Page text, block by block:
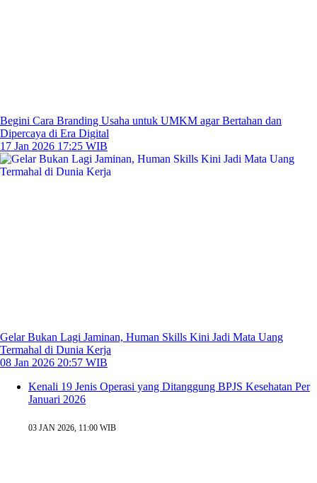
Begini Cara Branding Usaha untuk UMKM agar Bertahan dan
Dipercaya di Era Digital
17 Jan 2026 17:25 WIB
Gelar Bukan Lagi Jaminan, Human Skills Kini Jadi Mata Uang
Termahal di Dunia Kerja
08 Jan 2026 20:57 WIB
Kenali 19 Jenis Operasi yang Ditanggung BPJS Kesehatan Per
Januari 2026
03 JAN 2026, 11:00 WIB